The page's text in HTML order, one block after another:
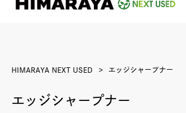
HIMARAYA NEXT USED エッジシャープナー
エッジシャープナー